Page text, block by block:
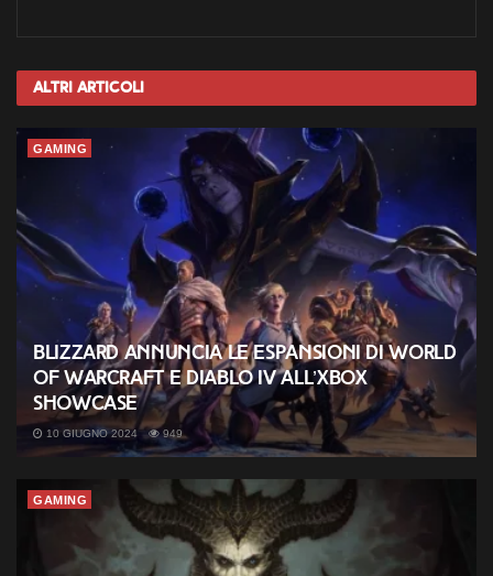
Altri Articoli
GAMING
Blizzard annuncia le espansioni di World
of Warcraft e Diablo IV all’Xbox
Showcase
10 GIUGNO 2024 949
GAMING